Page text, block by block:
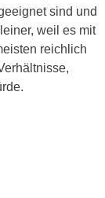
sind und
weil es mit
reichlich